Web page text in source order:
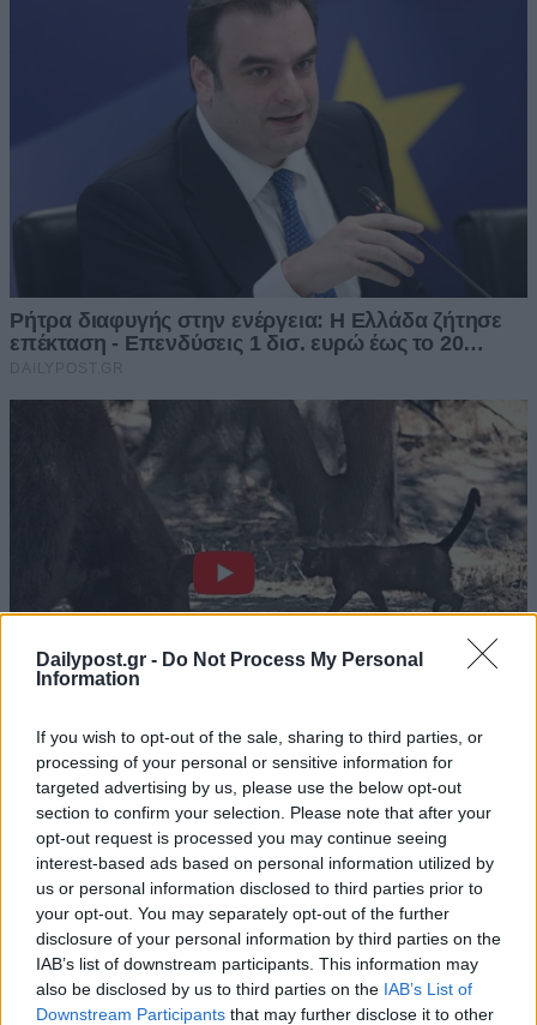
Dailypost.gr - Do Not Process My Personal
Information
If you wish to opt-out of the sale, sharing to third parties, or
processing of your personal or sensitive information for
targeted advertising by us, please use the below opt-out
section to confirm your selection. Please note that after your
opt-out request is processed you may continue seeing
interest-based ads based on personal information utilized by
us or personal information disclosed to third parties prior to
your opt-out. You may separately opt-out of the further
disclosure of your personal information by third parties on the
IAB’s list of downstream participants. This information may
also be disclosed by us to third parties on the IAB’s List of
Downstream Participants that may further disclose it to other